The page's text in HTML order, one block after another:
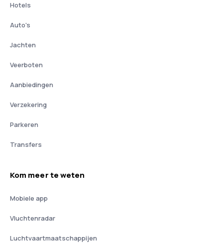
Hotels
Auto's
Jachten
Veerboten
Aanbiedingen
Verzekering
Parkeren
Transfers
Kom meer te weten
Mobiele app
Vluchtenradar
Luchtvaartmaatschappijen